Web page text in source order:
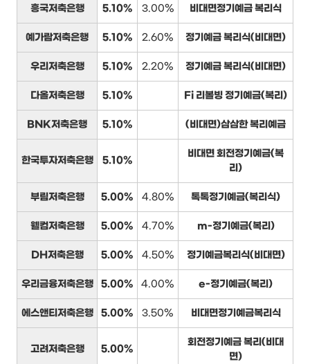
흥국저축은행 5.10% 3.00% 비대면정기예금 복리식
예가람저축은행 5.10% 2.60% 정기예금 복리식(비대면)
우리저축은행 5.10% 2.20% 정기예금 복리식(비대면)
다올저축은행 5.10% Fi 리볼빙 정기예금(복리)
BNK저축은행 5.10% (비대면)삼삼한 복리예금
한국투자저축은행 5.10%
비대면 회전정기예금(복
리)
부림저축은행 5.00% 4.80% 톡톡정기예금(복리식)
웰컴저축은행 5.00% 4.70% m-정기예금(복리)
DH저축은행 5.00% 4.50% 정기예금복리식(비대면)
우리금융저축은행 5.00% 4.00% e-정기예금(복리)
에스앤티저축은행 5.00% 3.50% 비대면정기예금복리식
고려저축은행 5.00%
회전정기예금 복리(비대
면)